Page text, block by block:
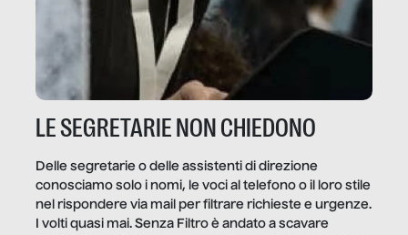
LE SEGRETARIE NON CHIEDONO
Delle segretarie o delle assistenti di direzione
conosciamo solo i nomi, le voci al telefono o il loro stile
nel rispondere via mail per filtrare richieste e urgenze.
I volti quasi mai. Senza Filtro è andato a scavare